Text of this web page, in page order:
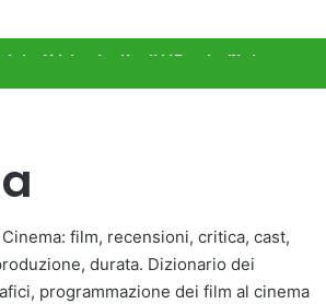
senza ingaggi: il
Samantha Norton
Festival, a Isabella Rossellini
debutto da attrice in
l’ex
Brand New Day, debutto da
film, recensioni, critica, cast,
durata. Dizionario dei
programmazione dei film al cinema